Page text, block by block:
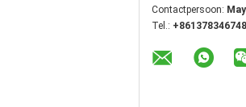
Contactpersoon: May
Tel.: